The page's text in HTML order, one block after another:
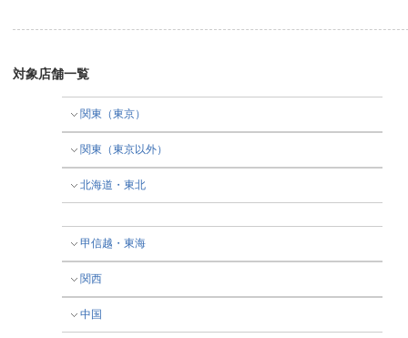
対象店舗一覧
関東（東京）
関東（東京以外）
北海道・東北
甲信越・東海
関西
中国